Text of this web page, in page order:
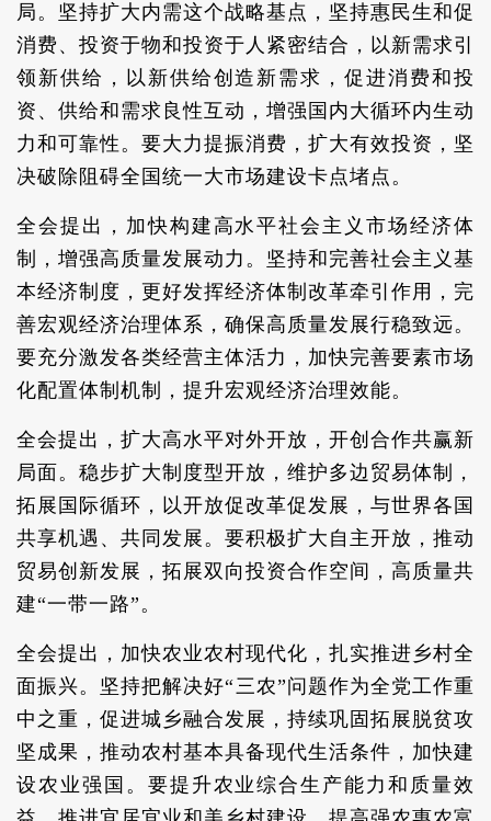
局。坚持扩大内需这个战略基点，坚持惠民生和促
消费、投资于物和投资于人紧密结合，以新需求引
领新供给，以新供给创造新需求，促进消费和投
资、供给和需求良性互动，增强国内大循环内生动
力和可靠性。要大力提振消费，扩大有效投资，坚
决破除阻碍全国统一大市场建设卡点堵点。
全会提出，加快构建高水平社会主义市场经济体
制，增强高质量发展动力。坚持和完善社会主义基
本经济制度，更好发挥经济体制改革牵引作用，完
善宏观经济治理体系，确保高质量发展行稳致远。
要充分激发各类经营主体活力，加快完善要素市场
化配置体制机制，提升宏观经济治理效能。
全会提出，扩大高水平对外开放，开创合作共赢新
局面。稳步扩大制度型开放，维护多边贸易体制，
拓展国际循环，以开放促改革促发展，与世界各国
共享机遇、共同发展。要积极扩大自主开放，推动
贸易创新发展，拓展双向投资合作空间，高质量共
建“一带一路”。
全会提出，加快农业农村现代化，扎实推进乡村全
面振兴。坚持把解决好“三农”问题作为全党工作重
中之重，促进城乡融合发展，持续巩固拓展脱贫攻
坚成果，推动农村基本具备现代生活条件，加快建
设农业强国。要提升农业综合生产能力和质量效